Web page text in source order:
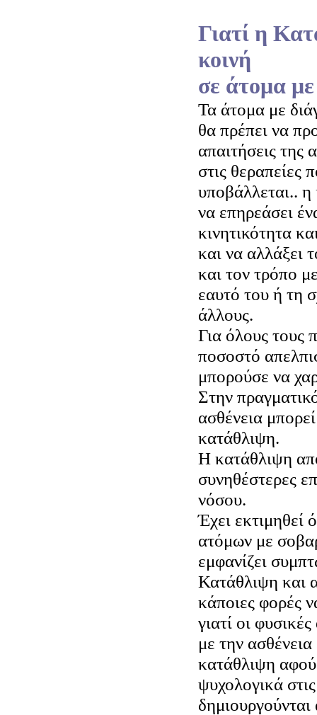
Γιατί η
κοινή
σε άτομα
Τα άτομα με
θα πρέπει να
απαιτήσεις της
στις θεραπείες
υποβάλλεται.. η
να επηρεάσει
κινητικότητα
και να αλλάξει
και τον τρόπο
εαυτό του ή τη
άλλους.
Για όλους τους
ποσοστό
μπορούσε να
Στην
ασθένεια
κατάθλιψη.
Η κατάθλιψη
συνηθέστερες
νόσου.
Έχει εκτιμηθεί
ατόμων με
εμφανίζει
Κατάθλιψη και
κάποιες φορές
γιατί οι
με την
κατάθλιψη
ψυχολογικά